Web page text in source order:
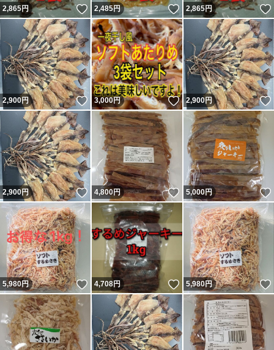
2,865円 いいね！
2,485円 いいね！
2,865円
2,900円 いいね！
3,000円 いいね！
2,900円
2,900円 いいね！
4,800円 いいね！
5,000円
5,980円 いいね！
4,708円 いいね！
5,980円